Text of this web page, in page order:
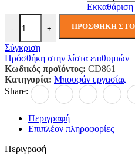
Εκκαθάριση
-
Σακάκι Εργασίας Ανακλαστικό
+ ΠΡΟΣΘΉΚΗ ΣΤΟ
Σύγκριση
Πρόσθήκη στην λίστα επιθυμιών
Κωδικός προϊόντος: CD861
Κατηγορία: Μπουφάν εργασίας
Share:
Περιγραφή
Επιπλέον πληροφορίες
Περιγραφή